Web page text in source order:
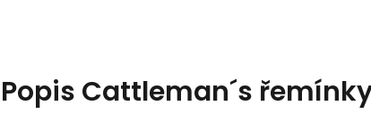
Popis Cattleman´s